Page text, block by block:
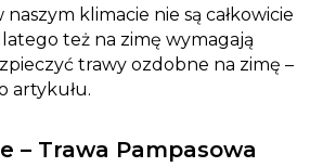
klimacie nie są całkowicie
też na zimę wymagają
trawy ozdobne na zimę –
artykułu.
– Trawa Pampasowa